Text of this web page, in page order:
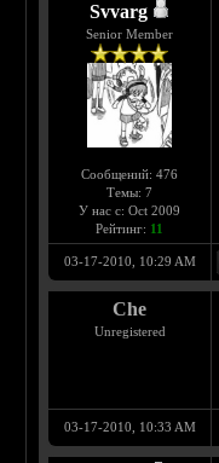
Svvarg
Senior Member
Сообщений: 476
Темы: 7
У нас с: Oct 2009
Рейтинг: 11
03-17-2010, 10:29 AM
Che
Unregistered
03-17-2010, 10:33 AM